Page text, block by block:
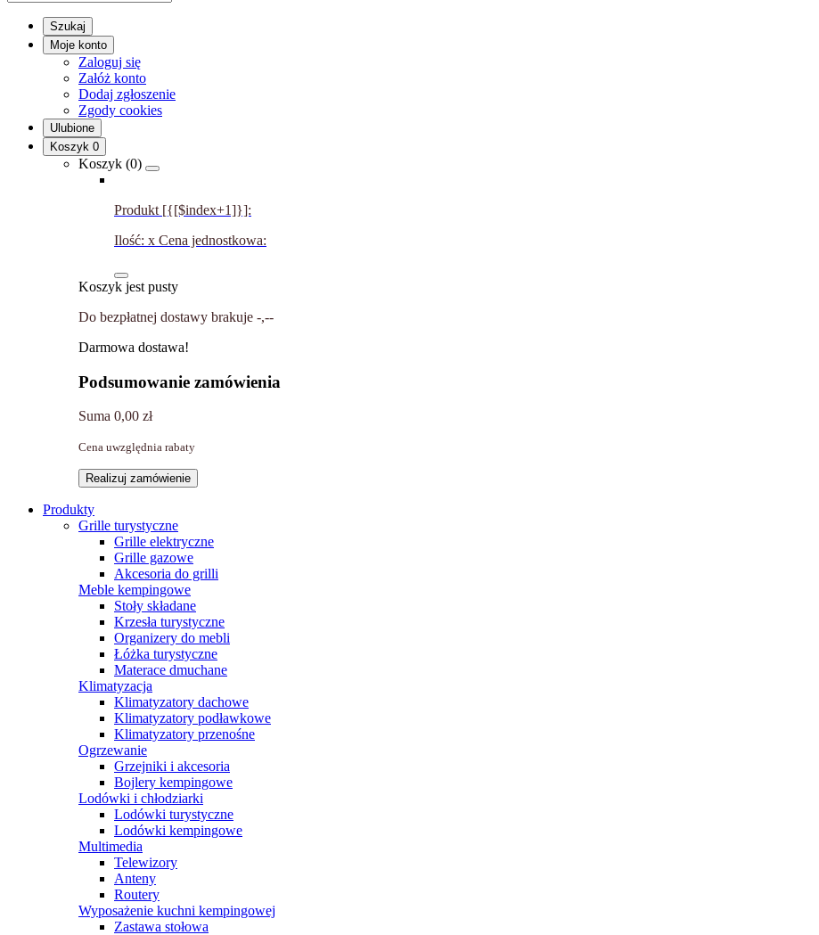
Szukaj
Moje konto
Zaloguj się
Załóż konto
Dodaj zgłoszenie
Zgody cookies
Ulubione
Koszyk 0
Koszyk (0)
Produkt [{[$index+1]}]:
Ilość: x Cena jednostkowa:
Koszyk jest pusty
Do bezpłatnej dostawy brakuje -,--
Darmowa dostawa!
Podsumowanie zamówienia
Suma 0,00 zł
Cena uwzględnia rabaty
Realizuj zamówienie
Produkty
Grille turystyczne
Grille elektryczne
Grille gazowe
Akcesoria do grilli
Meble kempingowe
Stoły składane
Krzesła turystyczne
Organizery do mebli
Łóżka turystyczne
Materace dmuchane
Klimatyzacja
Klimatyzatory dachowe
Klimatyzatory podławkowe
Klimatyzatory przenośne
Ogrzewanie
Grzejniki i akcesoria
Bojlery kempingowe
Lodówki i chłodziarki
Lodówki turystyczne
Lodówki kempingowe
Multimedia
Telewizory
Anteny
Routery
Wyposażenie kuchni kempingowej
Zastawa stołowa